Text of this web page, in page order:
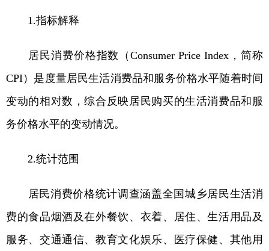
1.指标解释
居民消费价格指数（Consumer Price Index，简称
CPI）是度量居民生活消费品和服务价格水平随着时间
变动的相对数，综合反映居民购买的生活消费品和服
务价格水平的变动情况。
2.统计范围
居民消费价格统计调查涵盖全国城乡居民生活消
费的食品烟酒及在外餐饮、衣着、居住、生活用品及
服务、交通通信、教育文化娱乐、医疗保健、其他用